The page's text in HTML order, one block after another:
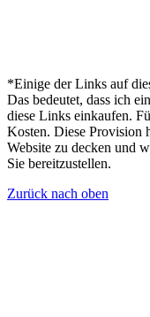
*Einige der Links auf
Das bedeutet, dass ich
diese Links einkaufen.
Kosten. Diese Provision
Website zu decken und
Sie bereitzustellen.
Zurück nach oben